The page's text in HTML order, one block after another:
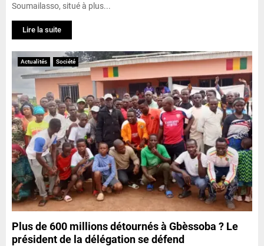
Soumailasso, situé à plus...
Lire la suite
Actualités Société
Plus de 600 millions détournés à Gbèssoba ? Le
président de la délégation se défend